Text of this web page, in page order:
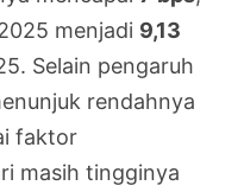
menjadi 9,13
Selain pengaruh
rendahnya
faktor
masih tingginya